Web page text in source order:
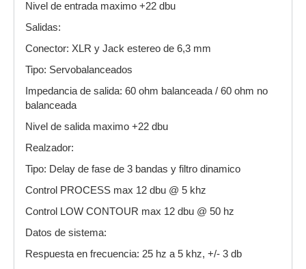
Nivel de entrada maximo +22 dbu
Salidas:
Conector: XLR y Jack estereo de 6,3 mm
Tipo: Servobalanceados
Impedancia de salida: 60 ohm balanceada / 60 ohm no
balanceada
Nivel de salida maximo +22 dbu
Realzador:
Tipo: Delay de fase de 3 bandas y filtro dinamico
Control PROCESS max 12 dbu @ 5 khz
Control LOW CONTOUR max 12 dbu @ 50 hz
Datos de sistema:
Respuesta en frecuencia: 25 hz a 5 khz, +/- 3 db